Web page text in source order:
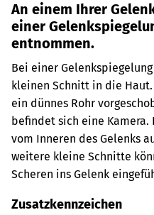
An einem Ihrer
einer
entnommen.
Bei einer
kleinen Schnitt in die
ein dünnes Rohr
befindet sich eine
vom Inneren des Gelenks
weitere kleine Schnitte
Scheren ins Gelenk
Zusatzkennzeichen